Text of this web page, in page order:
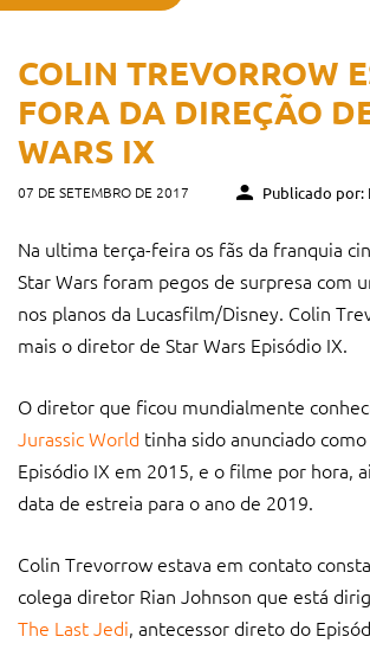
COLIN TREVORROW
FORA DA DIREÇÃO
WARS IX
07 DE SETEMBRO DE 2017 Publicado por:
Na ultima terça-feira os fãs da franquia
Star Wars foram pegos de surpresa com
nos planos da Lucasfilm/Disney. Colin
mais o diretor de Star Wars Episódio IX.
O diretor que ficou mundialmente
Jurassic World tinha sido anunciado
Episódio IX em 2015, e o filme por hora,
data de estreia para o ano de 2019.
Colin Trevorrow estava em contato
colega diretor Rian Johnson que está
The Last Jedi, antecessor direto do